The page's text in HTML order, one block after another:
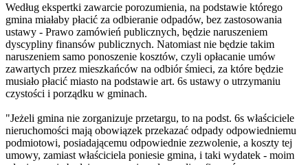
Według ekspertki zawarcie porozumienia, na podstawie którego
gmina miałaby płacić za odbieranie odpadów, bez zastosowania
ustawy - Prawo zamówień publicznych, będzie naruszeniem
dyscypliny finansów publicznych. Natomiast nie będzie takim
naruszeniem samo ponoszenie kosztów, czyli opłacanie umów
zawartych przez mieszkańców na odbiór śmieci, za które będzie
musiało płacić miasto na podstawie art. 6s ustawy o utrzymaniu
czystości i porządku w gminach.
"Jeżeli gmina nie zorganizuje przetargu, to na podst. 6s właściciele
nieruchomości mają obowiązek przekazać odpady odpowiedniemu
podmiotowi, posiadającemu odpowiednie zezwolenie, a koszty tej
umowy, zamiast właściciela poniesie gmina, i taki wydatek - moim